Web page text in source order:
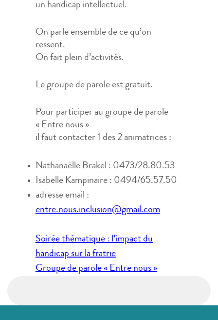
un handicap intellectuel.
On parle ensemble de ce qu’on
ressent.
On fait plein d’activités.
Le groupe de parole est gratuit.
Pour participer au groupe de parole
« Entre nous »
il faut contacter 1 des 2 animatrices :
Nathanaëlle Brakel : 0473/28.80.53
Isabelle Kampinaire : 0494/65.57.50
adresse email :
entre.nous.inclusion@gmail.com
Navigation
de
l’article
Soirée thématique : l’impact du
handicap sur la fratrie
Groupe de parole « Entre nous »